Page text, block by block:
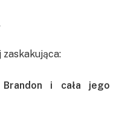
zaskakująca:
i cała jego